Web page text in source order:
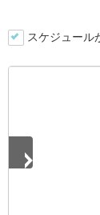
スケジュール